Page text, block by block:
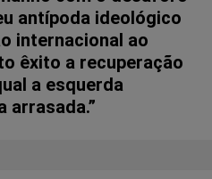
antípoda ideológico
internacional ao
êxito a recuperação
a esquerda
arrasada.”